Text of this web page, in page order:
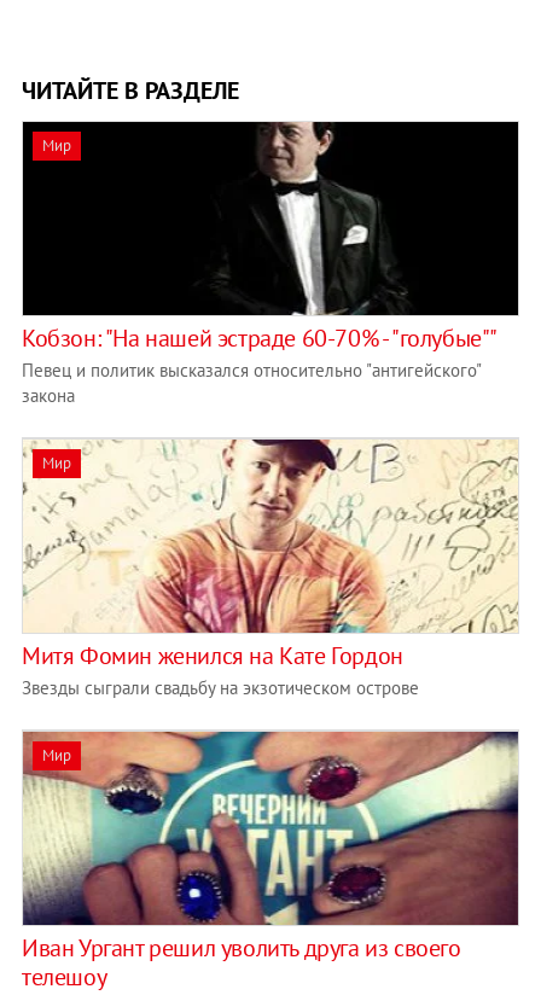
ЧИТАЙТЕ В РАЗДЕЛЕ
Мир
Кобзон: "На нашей эстраде 60-70% - "голубые""
Певец и политик высказался относительно "антигейского"
закона
Мир
Митя Фомин женился на Кате Гордон
Звезды сыграли свадьбу на экзотическом острове
Мир
Иван Ургант решил уволить друга из своего
телешоу